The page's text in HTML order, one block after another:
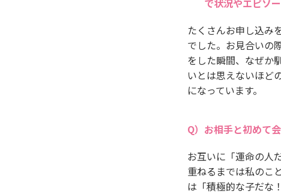
で状況やエピソ
たくさんお申し込み
でした。お見合いの
をした瞬間、なぜか
いとは思えないほど
になっています。
お相手と初めて
お互いに「運命の人
重ねるまでは私のこ
は「積極的な子だな